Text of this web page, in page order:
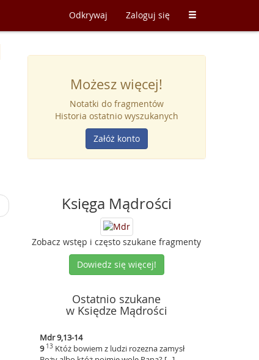
Odkrywaj Zaloguj się
Możesz więcej!
Notatki do fragmentów
Historia ostatnio wyszukanych
Załóż konto
Księga Mądrości
Zobacz wstęp i często szukane fragmenty
Dowiedz się więcej!
Ostatnio szukane
w Księdze Mądrości
Mdr 9,13-14
913 Któż bowiem z ludzi rozezna zamysł